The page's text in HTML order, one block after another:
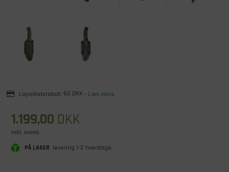
Loyalitetsrabat: 60 DKK - Læs mere
1.199,00 DKK
Inkl. moms
PÅ LAGER levering 1-2 hverdage